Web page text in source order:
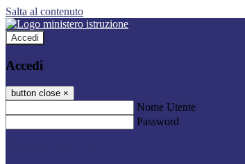
Salta al contenuto
Accedi
Accedi
button close ×
Nome Utente
Password